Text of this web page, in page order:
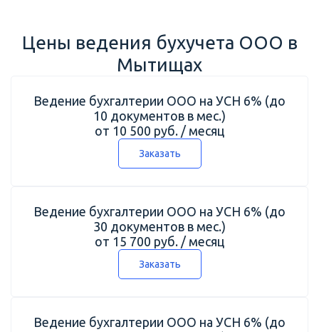
Цены ведения бухучета ООО в
Мытищах
Ведение бухгалтерии ООО на УСН 6% (до
10 документов в мес.)
от 10 500 руб. / месяц
Заказать
Ведение бухгалтерии ООО на УСН 6% (до
30 документов в мес.)
от 15 700 руб. / месяц
Заказать
Ведение бухгалтерии ООО на УСН 6% (до